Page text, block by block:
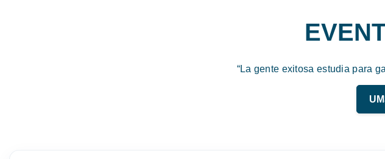
“La gente exitosa estudia para